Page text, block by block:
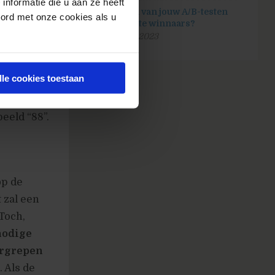
met onze cookies als u
cookies toestaan
twee
“88”.
de
een
Als de
Hoeveel van jouw A/B-testen
zijn echte winnaars?